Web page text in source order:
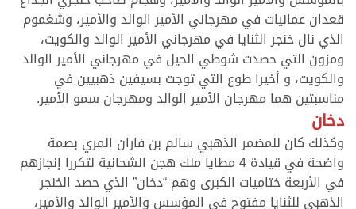
قعدان عمانيات في مهرجاني الأمير الوالد والأمير، وشغموم
الذي نال خنجر الثنايا في مهرجاني الأمير الوالد والكويت،
ومزون التي حصدت شوطي الحيل في مهرجاني الأمير الوالد
والكويت، و أخيرا طوع التي توجت بسيفين ذهبيين في
مناسبتين هما مهرجان الأمير الوالد ومهرجان سمو الأمير.
دخان
وكذلك كان للمضمر الذهبي سالم بن فاران المري بصمة
واضحة في قيادة 4 مطايا ملك هجن الشحانية لتكررا إنجازهم
في الأربعة ختاميات الكبرى وهم “دخان” الذي حصد الخنجر
الذهبي للثنايا مفتوح في المؤسس والأمير الوالد والأمير،